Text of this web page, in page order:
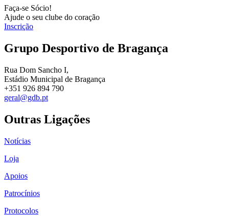
Faça-se Sócio!
Ajude o seu clube do coração
Inscrição
Grupo Desportivo de Bragança
Rua Dom Sancho I,
Estádio Municipal de Bragança
+351 926 894 790
geral@gdb.pt
Outras Ligações
Notícias
Loja
Apoios
Patrocínios
Protocolos